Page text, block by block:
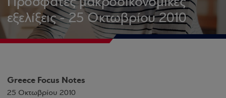
εξελίξεις - 25 Οκτωβρίου 2010
Greece Focus Notes
25 Οκτωβρίου 2010